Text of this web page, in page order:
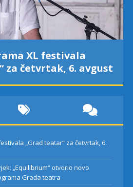
XL festivala
za četvrtak, 6. avgust
„Grad teatar“ za četvrtak, 6.
„Equilibrium“ otvorio novo
Grada teatra